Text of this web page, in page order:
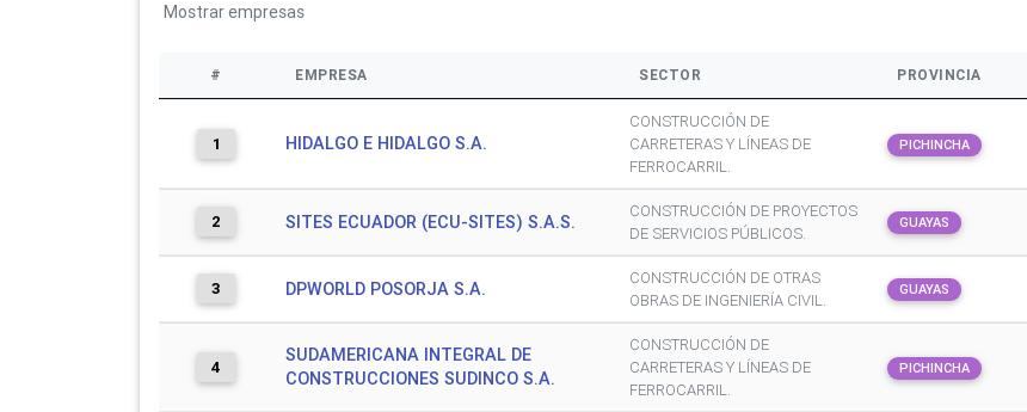
Mostrarempresas
# EMPRESA SECTOR PROVINCIA
1 HIDALGO E HIDALGO S.A.
CONSTRUCCIÓN DE
CARRETERAS Y LÍNEAS DE
FERROCARRIL.
PICHINCHA
2 SITES ECUADOR (ECU-SITES) S.A.S.
CONSTRUCCIÓN DE PROYECTOS
DE SERVICIOS PÚBLICOS.
GUAYAS
3 DPWORLD POSORJA S.A.
CONSTRUCCIÓN DE OTRAS
OBRAS DE INGENIERÍA CIVIL.
GUAYAS
4
SUDAMERICANA INTEGRAL DE
CONSTRUCCIONES SUDINCO S.A.
CONSTRUCCIÓN DE
CARRETERAS Y LÍNEAS DE
FERROCARRIL.
PICHINCHA